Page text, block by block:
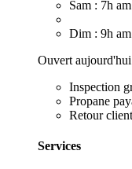
Sam : 7h
Dim : 9h
Ouvert
Inspection
Propane
Retour
Services